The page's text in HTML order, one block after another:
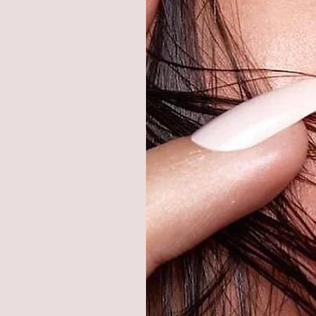
LUNA LENSES Kontaktlinsen
geprüft und zugelassen.
LUNA LENSES ist eine neue
Kontaktlinsen mit hoher
Bitte keine Kochsalzlösung
LENSES nur mit einer All-in-
desinfizieren und
Krümmungsradius: 8,60°,
Geliefert werden 1 Paar = 2
Kontaktlinsenbehälter im Set.